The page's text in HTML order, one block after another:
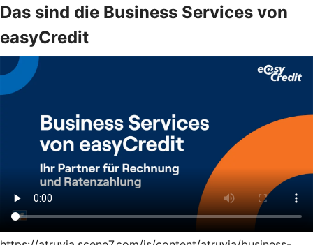
Das sind die Business Services von
easyCredit